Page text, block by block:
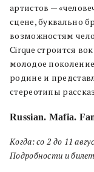
артистов —
сцене, буквально
возможностям
Cirque строится
молодое
родине и
стереотипы
Russian. Mafia.
Когда: со 2 до 11
Подробности и